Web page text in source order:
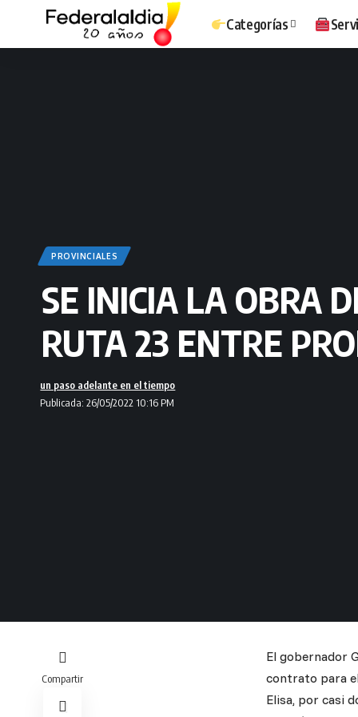
Categorías
PROVINCIALES
SE INICIA LA OBRA
RUTA 23 ENTRE
Publicada: 26/05/2022 10:16 PM
un paso adelante en el tiempo
Compartir
El gobernador
contrato para
Elisa, por casi